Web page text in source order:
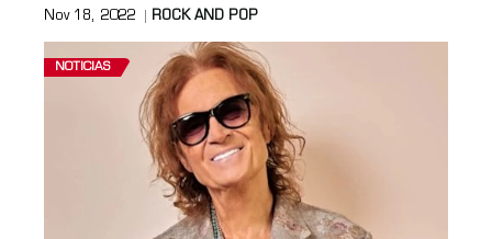
Nov 18, 2022 ROCK AND POP
NOTICIAS